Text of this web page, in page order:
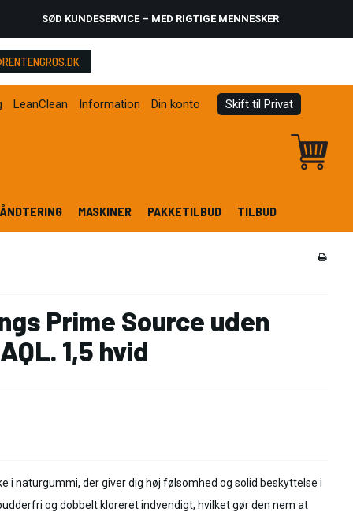
SØD KUNDESERVICE – MED RIGTIGE MENNESKER
LeanClean Information Din konto Skift til Privat
MASKINER PAKKETILBUD TILBUD
Prime Source uden
1,5 hvid
i naturgummi, der giver dig høj følsomhed og solid beskyttelse i
og dobbelt kloreret indvendigt, hvilket gør den nem at